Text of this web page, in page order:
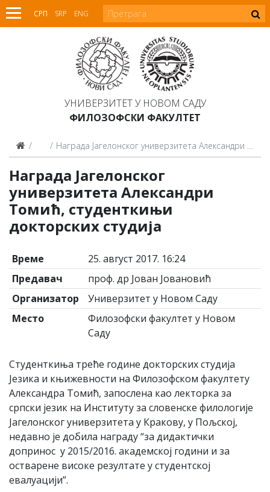
СРП SRP ENG
УНИВЕРЗИТЕТ У НОВОМ САДУ
ФИЛОЗОФСКИ ФАКУЛТЕТ
НајавеНаграда Јагелонског универзитета Александри Томић, студенткињи докторских студија
Награда Јагелонског
универзитета Александри
Томић, студенткињи
докторских студија
Време
25. август 2017. 16:24
Предавач
проф. др Јован Јовановић
Организатор
Универзитет у Новом Саду
Место
Филозофски факултет у Новом
Саду
Студенткиња треће године докторских студија
Језика и књижевности на Филозофском факултету
Александра Томић, запослена као лекторка за
српски језик на Институту за словенске филологије
Јагелонског универзитета у Кракову, у Пољској,
недавно је добила награду “за дидактички
допринос у 2015/2016. академској години и за
остварене високе резултате у студентској
евалуацији”.